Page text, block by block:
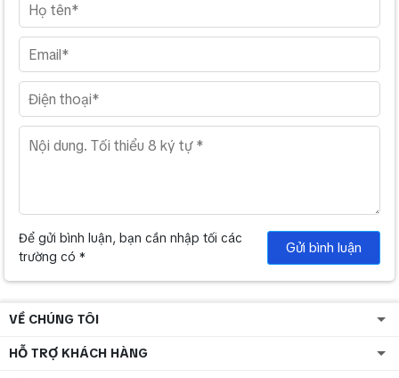
Để gửi bình luận, bạn cần nhập tối các
trường có *
Gửi bình luận
VỀ CHÚNG TÔI
HỖ TRỢ KHÁCH HÀNG